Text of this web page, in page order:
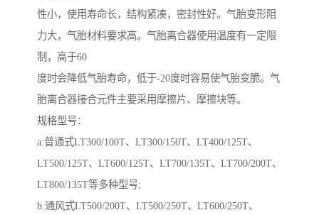
性小，使用寿命长，结构紧凑，密封性好。气胎变形阻
力大，气胎材料要求高。气胎离合器使用温度有一定限
制，高于60
度时会降低气胎寿命，低于-20度时容易使气胎变脆。气
胎离合器接合元件主要采用摩擦片、摩擦块等。
规格型号：
a:普通式LT300/100T、LT300/150T、LT400/125T、
LT500/125T、LT600/125T、LT700/135T、LT700/200T、
LT800/135T等多种型号;
b.通风式LT500/200T、LT500/250T、LT600/250T、